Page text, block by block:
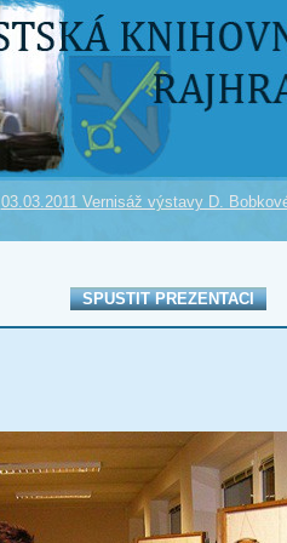
03.03.2011 Vernisáž výstavy D.
SPUSTIT PREZENTACI